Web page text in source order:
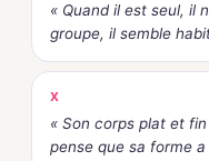
« Quand il est seul, il
groupe, il semble
X
« Son corps plat et
pense que sa forme